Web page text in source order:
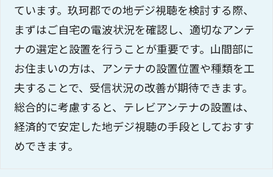
ています。玖珂郡での地デジ視聴を検討する際、
まずはご自宅の電波状況を確認し、適切なアンテ
ナの選定と設置を行うことが重要です。山間部に
お住まいの方は、アンテナの設置位置や種類を工
夫することで、受信状況の改善が期待できます。
総合的に考慮すると、テレビアンテナの設置は、
経済的で安定した地デジ視聴の手段としておすす
めできます。